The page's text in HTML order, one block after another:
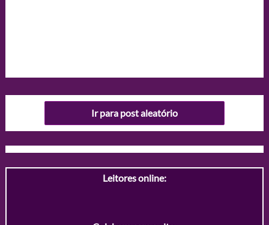
Ir para post aleatório
Leitores online: